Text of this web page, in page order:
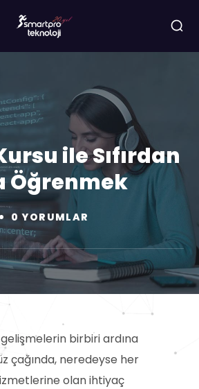
ile Sıfırdan
Öğrenmek
0 YORUMLAR
birbiri ardına
çağında, neredeyse her
olan ihtiyaç